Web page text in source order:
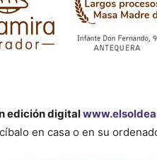
edición digital
en casa o en su